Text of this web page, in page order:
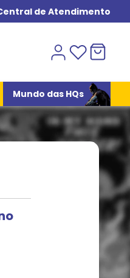
de Atendimento
Mundo das HQs